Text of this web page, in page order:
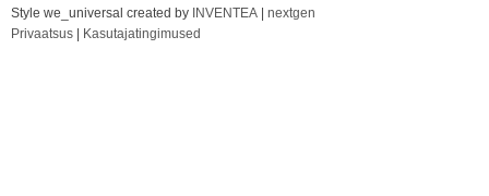
Style we_universal created by INVENTEA
nextgen
Privaatsus
Kasutajatingimused